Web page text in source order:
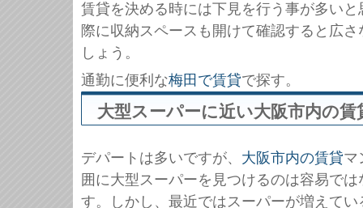
賃貸を決める時には下見を行う事が多い
際に収納スペースも開けて確認すると広
しょう。
通勤に便利な梅田で賃貸で探す。
大型スーパーに近い大阪市内の
デパートは多いですが、 大阪市内の賃貸マ
囲に大型スーパーを見つけるのは容易で
す。しかし、最近ではスーパーが増えて